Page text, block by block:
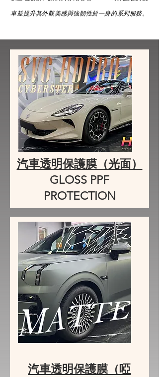
車並提升其外觀美感與強韌性於一身的系列服務。
汽車透明保護膜（光面）
GLOSS PPF
PROTECTION
汽車透明保護膜（啞